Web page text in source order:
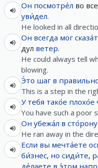
Он посмотре́л во все
уви́дел.
He looked in all
Он всегда мог
дул ветер.
He could always tell
blowing.
Э́то шаг в
This is a step in the
У тебя тако́е плохо́е
You have such a poor
Он убежа́л в сто́рону
He ran away in the
Если вы мечта́ете
би́знес, но сиди́те,
де́лаете в э́том